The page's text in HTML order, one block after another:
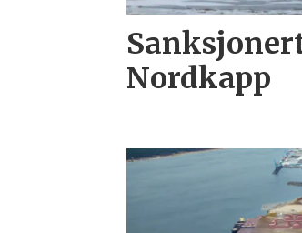
Nordkapp